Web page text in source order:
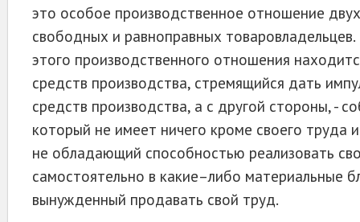
это особое производственное отношение
свободных и равноправных
этого производственного отношения
средств производства, стремящийся дать
средств производства, а с другой стороны, -
который не имеет ничего кроме своего труда
не обладающий способностью реализовать
самостоятельно в какие–либо материальные
вынужденный продавать свой труд.